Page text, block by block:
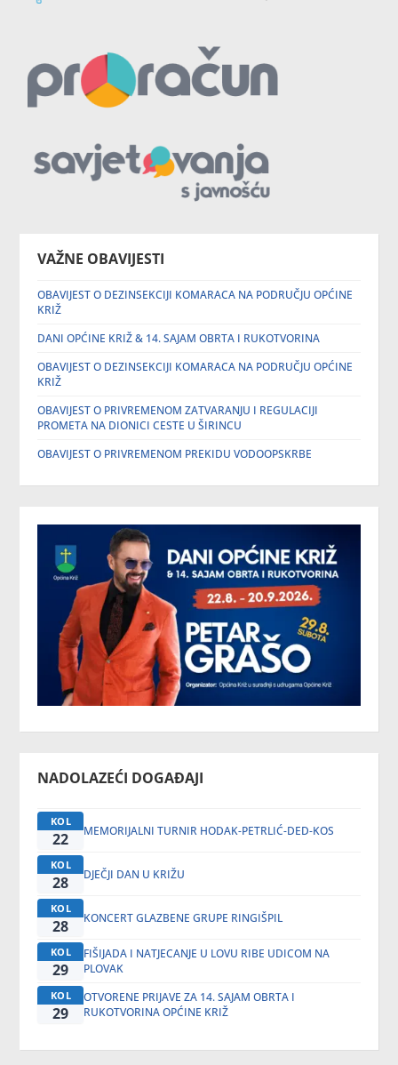
VAŽNE OBAVIJESTI
OBAVIJEST O DEZINSEKCIJI KOMARACA NA PODRUČJU OPĆINE
KRIŽ
DANI OPĆINE KRIŽ & 14. SAJAM OBRTA I RUKOTVORINA
OBAVIJEST O DEZINSEKCIJI KOMARACA NA PODRUČJU OPĆINE
KRIŽ
OBAVIJEST O PRIVREMENOM ZATVARANJU I REGULACIJI
PROMETA NA DIONICI CESTE U ŠIRINCU
OBAVIJEST O PRIVREMENOM PREKIDU VODOOPSKRBE
NADOLAZEĆI DOGAĐAJI
KOL
22 MEMORIJALNI TURNIR HODAK-PETRLIĆ-DED-KOS
KOL
28 DJEČJI DAN U KRIŽU
KOL
28 KONCERT GLAZBENE GRUPE RINGIŠPIL
KOL
29
FIŠIJADA I NATJECANJE U LOVU RIBE UDICOM NA
PLOVAK
KOL
29
OTVORENE PRIJAVE ZA 14. SAJAM OBRTA I
RUKOTVORINA OPĆINE KRIŽ